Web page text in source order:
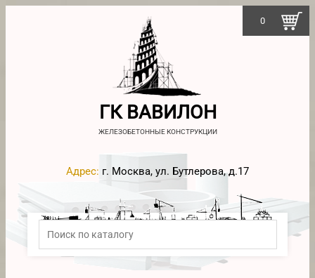
ГК ВАВИЛОН
ЖЕЛЕЗОБЕТОННЫЕ КОНСТРУКЦИИ
Адрес: г. Москва, ул. Бутлерова, д.17
0